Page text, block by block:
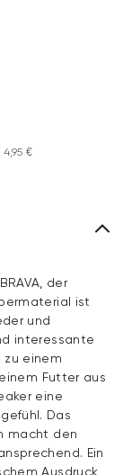
€
der
ist
und
interessante
zu einem
Futter aus
eine
Das
macht den
Ein
Ausdruck,